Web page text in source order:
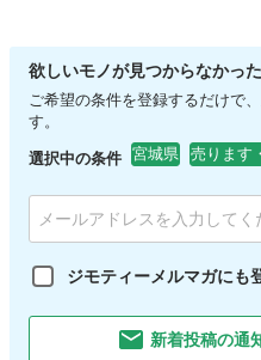
欲しいモノが見つからなかっ
ご希望の条件を登録するだけで
す。
選択中の条件 宮城県 売ります
ジモティーメルマガにも
新着投稿の通